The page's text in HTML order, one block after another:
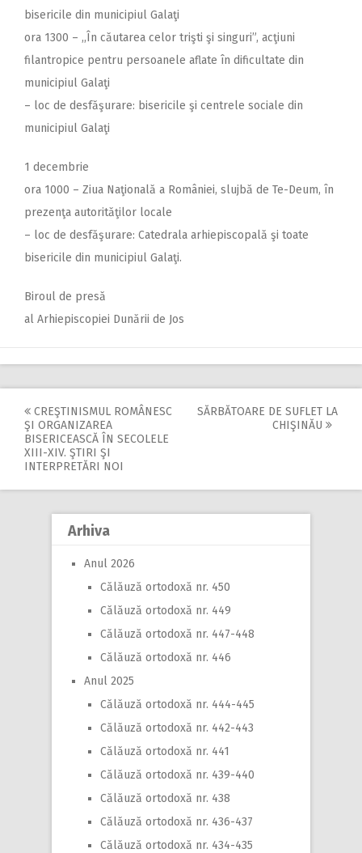
bisericile din municipiul Galaţi
ora 1300 – ,,În căutarea celor trişti şi singuri”, acţiuni
filantropice pentru persoanele aflate în dificultate din
municipiul Galaţi
– loc de desfăşurare: bisericile şi centrele sociale din
municipiul Galaţi
1 decembrie
ora 1000 – Ziua Naţională a României, slujbă de Te-Deum, în
prezenţa autorităţilor locale
– loc de desfăşurare: Catedrala arhiepiscopală şi toate
bisericile din municipiul Galaţi.
Biroul de presă
al Arhiepiscopiei Dunării de Jos
Post
navigation
CREŞTINISMUL ROMÂNESC
ŞI ORGANIZAREA
BISERICEASCĂ ÎN SECOLELE
XIII-XIV. ŞTIRI ŞI
INTERPRETĂRI NOI
SĂRBĂTOARE DE SUFLET LA
CHIŞINĂU
Arhiva
Anul 2026
Călăuză ortodoxă nr. 450
Călăuză ortodoxă nr. 449
Călăuză ortodoxă nr. 447-448
Călăuză ortodoxă nr. 446
Anul 2025
Călăuză ortodoxă nr. 444-445
Călăuză ortodoxă nr. 442-443
Călăuză ortodoxă nr. 441
Călăuză ortodoxă nr. 439-440
Călăuză ortodoxă nr. 438
Călăuză ortodoxă nr. 436-437
Călăuză ortodoxă nr. 434-435